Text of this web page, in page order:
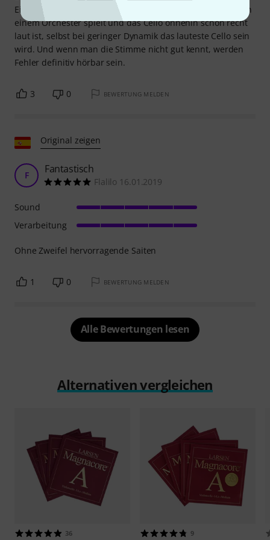
Einspielzeit sind, dass man mit diesen Saiten, wenn man in
einem Orchester spielt und das Cello ohnehin schon recht
laut ist, selbst bei geringer Dynamik das lauteste Cello sein
wird. Und wenn man die Stimme nicht gut kennt, werden
Fehler definitiv hörbar sein.
3 0 BEWERTUNG MELDEN
Original zeigen
F Fantastisch
Flalilo 16.01.2019
Ohne Zweifel hervorragende Saiten
Sound
Verarbeitung
1 0 BEWERTUNG MELDEN
Alle Bewertungen lesen
Alternativen vergleichen
36 9